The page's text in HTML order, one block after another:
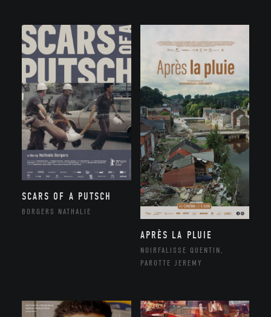
SCARS OF A PUTSCH
BORGERS NATHALIE
APRÈS LA PLUIE
NOIRFALISSE QUENTIN,
PAROTTE JEREMY